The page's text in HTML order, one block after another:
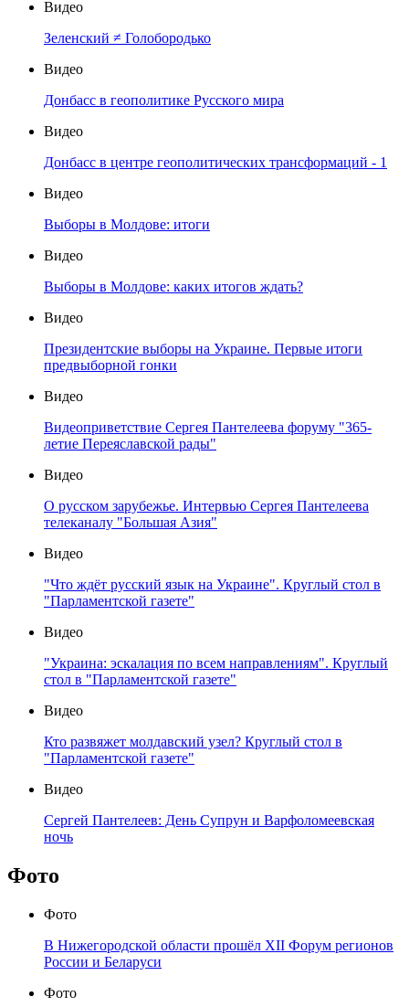
Видео
Зеленский ≠ Голобородько
Видео
Донбасс в геополитике Русского мира
Видео
Донбасс в центре геополитических трансформаций - 1
Видео
Выборы в Молдове: итоги
Видео
Выборы в Молдове: каких итогов ждать?
Видео
Президентские выборы на Украине. Первые итоги
предвыборной гонки
Видео
Видеоприветствие Сергея Пантелеева форуму "365-
летие Переяславской рады"
Видео
О русском зарубежье. Интервью Сергея Пантелеева
телеканалу "Большая Азия"
Видео
"Что ждёт русский язык на Украине". Круглый стол в
"Парламентской газете"
Видео
"Украина: эскалация по всем направлениям". Круглый
стол в "Парламентской газете"
Видео
Кто развяжет молдавский узел? Круглый стол в
"Парламентской газете"
Видео
Сергей Пантелеев: День Супрун и Варфоломеевская
ночь
Фото
Фото
В Нижегородской области прошёл XII Форум регионов
России и Беларуси
Фото